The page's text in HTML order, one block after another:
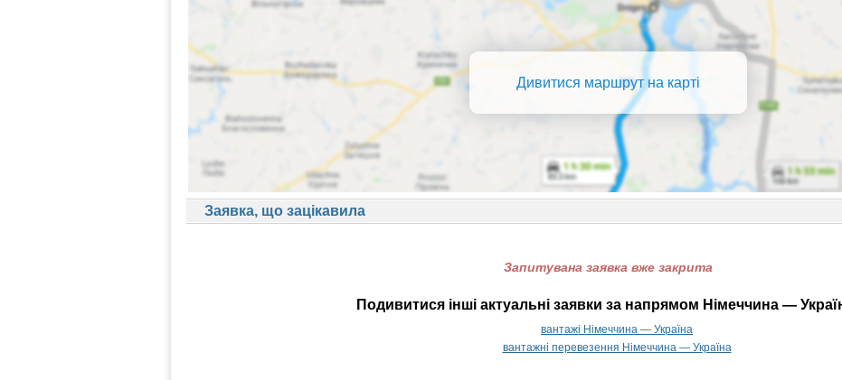
Дивитися маршрут на карті
Заявка, що зацікавила
Запитувана заявка вже закрита
Подивитися інші актуальні заявки за напрямом Німеччина —
вантажі Німеччина — Україна
вантажні перевезення Німеччина — Україна